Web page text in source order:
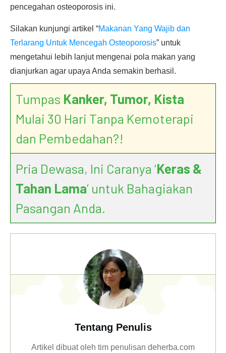
pencegahan osteoporosis ini.
Silakan kunjungi artikel “Makanan Yang Wajib dan
Terlarang Untuk Mencegah Osteoporosis” untuk
mengetahui lebih lanjut mengenai pola makan yang
dianjurkan agar upaya Anda semakin berhasil.
Tumpas Kanker, Tumor, Kista
Mulai 30 Hari Tanpa Kemoterapi
dan Pembedahan?!
Pria Dewasa, Ini Caranya ‘Keras &
Tahan Lama’ untuk Bahagiakan
Pasangan Anda.
Tentang Penulis
Artikel dibuat oleh tim penulisan deherba.com